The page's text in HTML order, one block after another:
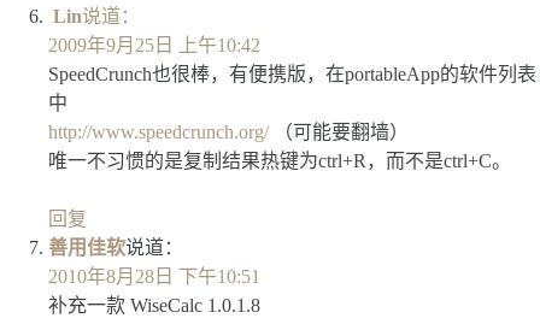
Lin说道：
2009年9月25日 上午10:42
SpeedCrunch也很棒，有便携版，在portableApp的软件列表
中
http://www.speedcrunch.org/（可能要翻墙）
唯一不习惯的是复制结果热键为ctrl+R，而不是ctrl+C。
回复
善用佳软说道：
2010年8月28日 下午10:51
补充一款 WiseCalc 1.0.1.8